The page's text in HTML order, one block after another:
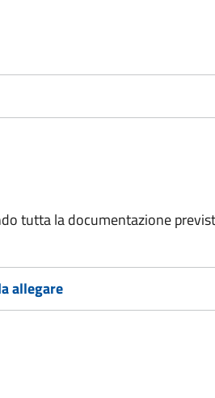
tutta la documentazione
allegare